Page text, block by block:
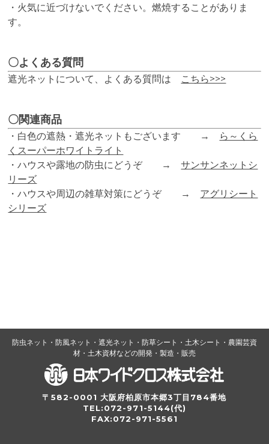
・火気に近づけないでください。燃焼することがありま
す。
〇よくある質問
遮光ネットについて、よくある質問は こちら>>>
〇関連商品
・白色の遮熱・遮光ネットもございます → ら～くら
くスーパーホワイトライト
・ハウスや露地の防虫にどうぞ →サンサンネットシ
リーズ
・ハウスや周辺の雑草対策にどうぞ → アグリシート
シリーズ
防虫ネット・防風ネット・遮光ネット・防草シート・土木シート・農園芸資
材・土木資材などの開発・製造・販売
〒582-0001 大阪府柏原市本郷3丁目784番地
TEL:072-971-5144(代)
FAX:072-971-5561